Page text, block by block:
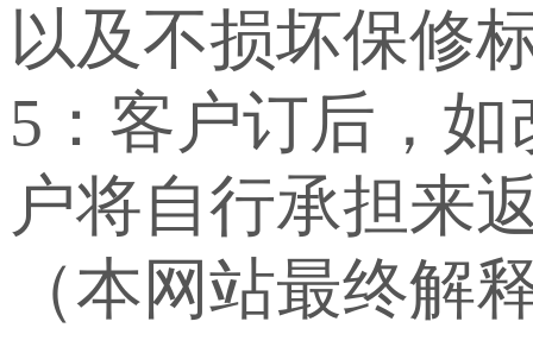
以及不损坏保修
5：客户订后，
户将自行承担来
（本网站最终解